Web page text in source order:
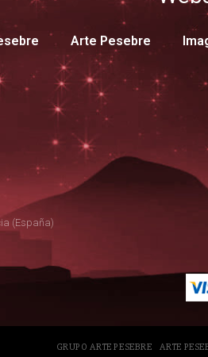
Arte Pesebre
(España)
GRUPO ARTE PESEBRE ARTE